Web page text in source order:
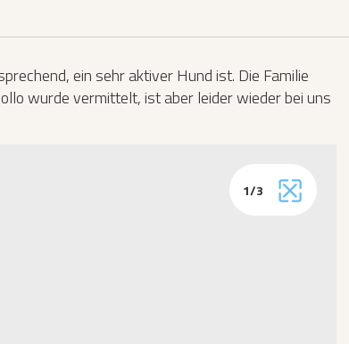
ein sehr aktiver Hund ist. Die Familie
wurde vermittelt, ist aber leider wieder bei uns
1/3 Vollbild